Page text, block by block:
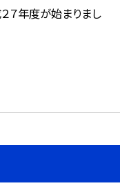
７年度が始まりまし